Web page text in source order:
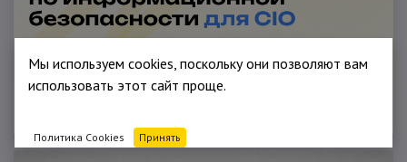
Мы используем cookies, поскольку они позволяют вам
использовать этот сайт проще.
Политика Cookies Принять